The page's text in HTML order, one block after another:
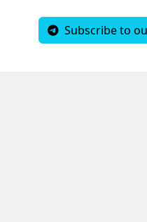
Subscribe to